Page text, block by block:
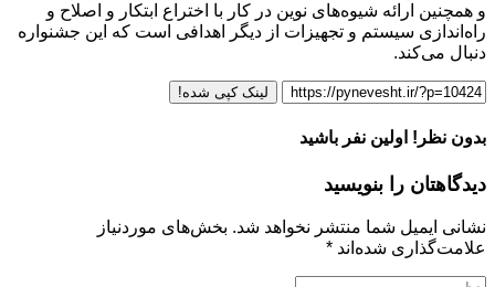
و همچنین ارائه شیوه‌های نوین در کار با اختراع ابتکار و اصلاح و
راه‌اندازی سیستم و تجهیزات از دیگر اهدافی است که این جشنواره
دنبال می‌کند.
لینک کپی شده!
بدون نظر! اولین نفر باشید
دیدگاهتان را بنویسید
نشانی ایمیل شما منتشر نخواهد شد. بخش‌های موردنیاز
علامت‌گذاری شده‌اند *